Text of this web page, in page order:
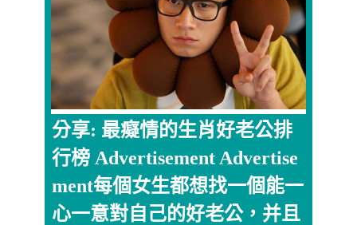
分享: 最癡情的生肖好老公排
行榜 Advertisement Advertise
ment每個女生都想找一個能一
心一意對自己的好老公，并且